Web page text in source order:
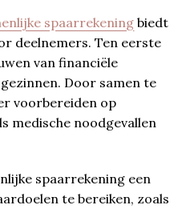
spaarrekening biedt
deelnemers. Ten eerste
van financiële
Door samen te
voorbereiden op
medische noodgevallen
spaarrekening een
te bereiken, zoals